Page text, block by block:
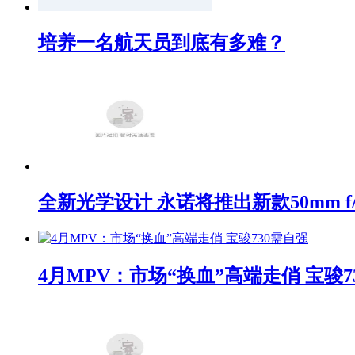
培养一名航天员到底有多难？
全新光学设计 永诺将推出新款50mm
4月MPV：市场“换血”高端走俏 宝骏